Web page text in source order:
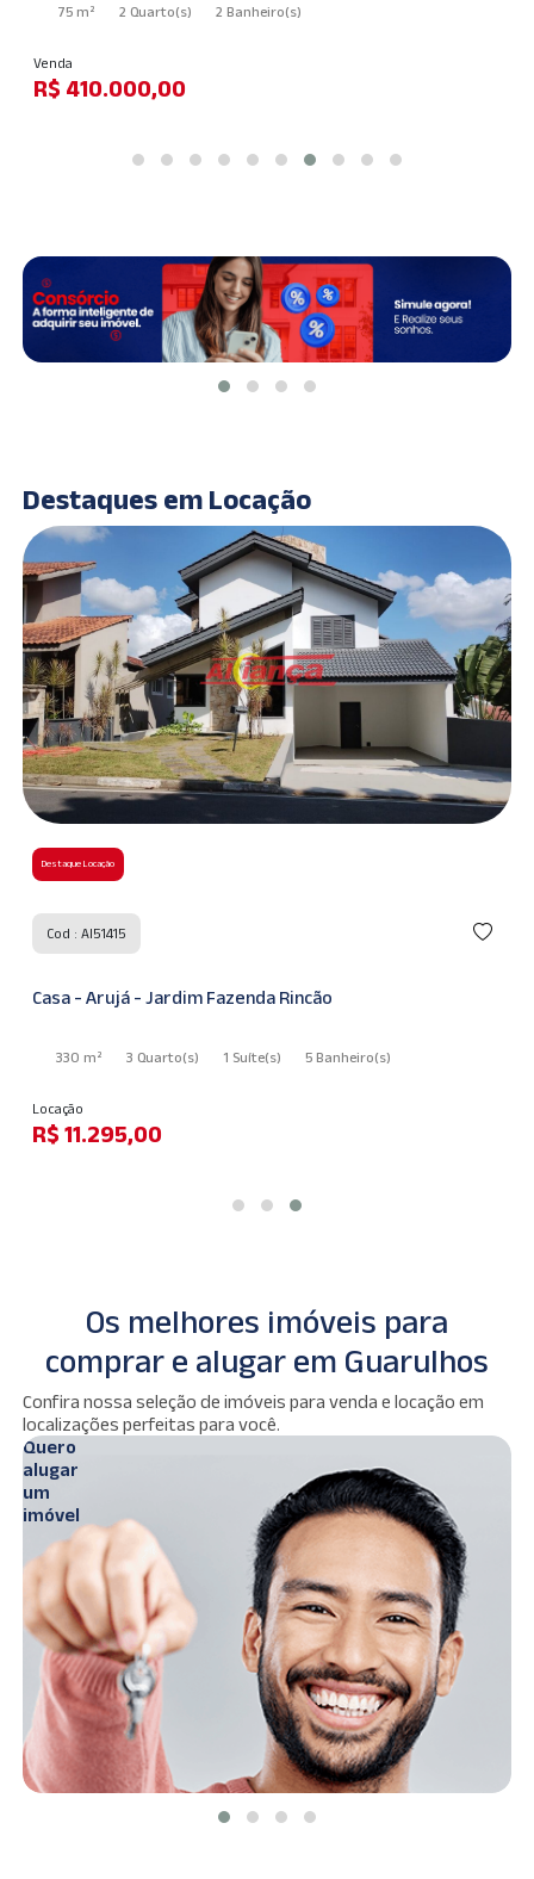
125 m² 3 Quarto(s) 1 Suíte(s)
Venda
R$ 550.000,00
Destaques em Locação
Destaque Locação
Cod : AI51415
Casa - Arujá - Jardim Fazenda Rincão
330 m² 3 Quarto(s) 1 Suíte(s) 5 Banheiro(s)
Locação
R$ 11.295,00
Os melhores imóveis para
comprar e alugar em Guarulhos
Confira nossa seleção de imóveis para venda e locação em
localizações perfeitas para você.
Quero
alugar
um
imóvel
imóveis